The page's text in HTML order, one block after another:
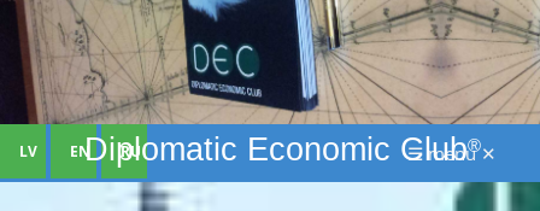
Diplomatic Economic Club®
LV EN RU ☰ menu ✕